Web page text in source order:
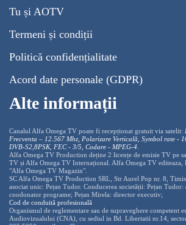
Tu și AOTV
Termeni și condiții
Politică confidențialitate
Acord date personale (GDPR)
Alte informații
Canalul Alfa Omega TV poate fi recepționat gratuit via satelit:
Frecventa – 12.567 Mhz, Polarizare Verticală, Symbol rate -
DVB-S2,8PSK, FEC - 3/5, Codare - MPEG-4
Alfa Omega TV Production deține 2 licențe de emisie TV pe
TV și Alfa Omega TV Internațional. Alfa Omega TV editeaza,
"Alfa Omega TV Magazin".
SC Alfa Omega TV Production SRL, Str Aurel Pop nr. 8,
asociat unic: Pețan Tudor. Conducerea societății: Pețan Tudor:
coodonator programe; Pețan Mirela: director executiv;
Cod de conduită profesională
Organismul de reglementare sau de supraveghere competent
Audiovizualului (CNA), cu sediul in Bd. Libertatii nr.14,